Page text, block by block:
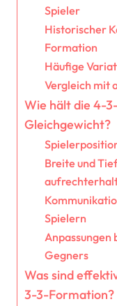
Spieler
Historischer
Formation
Häufige
Vergleich mit
Wie hält die 4-
Gleichgewicht?
Breite und
Spielern
Anpassungen
Gegners
Was sind
3-3-Formation?